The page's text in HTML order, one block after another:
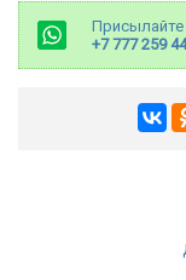
Присылайте
+7 777 259